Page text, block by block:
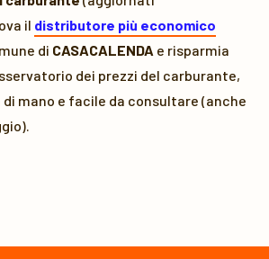
il distributore più economico
di CASACALENDA e risparmia
dei prezzi del carburante,
mano e facile da consultare (anche